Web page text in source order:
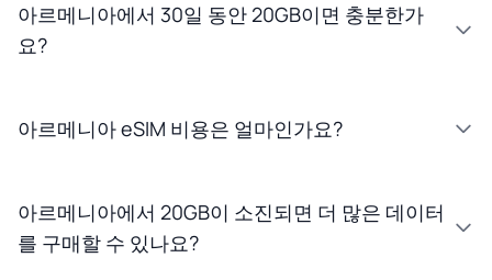
아르메니아에서 30일 동안 20GB이면 충분한가
요?
아르메니아 eSIM 비용은 얼마인가요?
아르메니아에서 20GB이 소진되면 더 많은 데이터
를 구매할 수 있나요?